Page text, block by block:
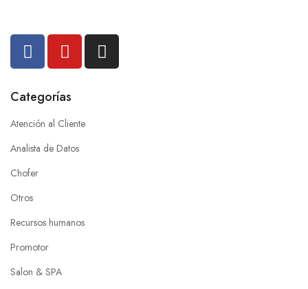
Categorías
Atención al Cliente
Analista de Datos
Chofer
Otros
Recursos humanos
Promotor
Salon & SPA